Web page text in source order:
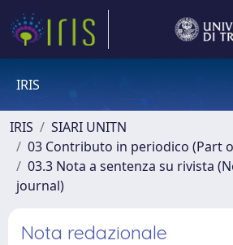
IRIS
IRIS
SIARI UNITN
03 Contributo in periodico (Part
03.3 Nota a sentenza su rivista
journal)
Nota redazionale